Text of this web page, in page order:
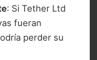
: Si Tether Ltd
fueran
perder su